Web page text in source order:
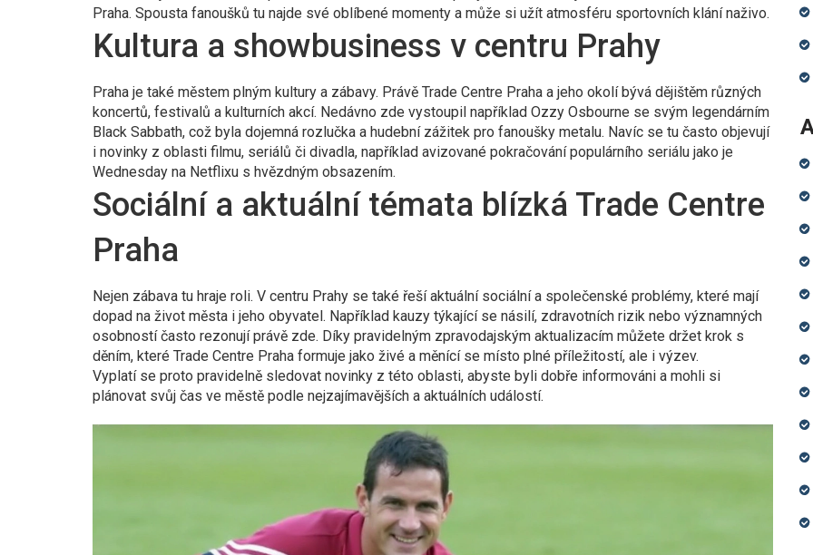
Praha. Spousta fanoušků tu najde své oblíbené momenty a může si užít atmosféru sportovních klání naživo.
Kultura a showbusiness v centru Prahy
Praha je také městem plným kultury a zábavy. Právě Trade Centre Praha a jeho okolí bývá dějištěm různých
koncertů, festivalů a kulturních akcí. Nedávno zde vystoupil například Ozzy Osbourne se svým legendárním
Black Sabbath, což byla dojemná rozlučka a hudební zážitek pro fanoušky metalu. Navíc se tu často objevují
i novinky z oblasti filmu, seriálů či divadla, například avizované pokračování populárního seriálu jako je
Wednesday na Netflixu s hvězdným obsazením.
Sociální a aktuální témata blízká Trade Centre
Praha
Nejen zábava tu hraje roli. V centru Prahy se také řeší aktuální sociální a společenské problémy, které mají
dopad na život města i jeho obyvatel. Například kauzy týkající se násilí, zdravotních rizik nebo významných
osobností často rezonují právě zde. Díky pravidelným zpravodajským aktualizacím můžete držet krok s
děním, které Trade Centre Praha formuje jako živé a měnící se místo plné příležitostí, ale i výzev.
Vyplatí se proto pravidelně sledovat novinky z této oblasti, abyste byli dobře informováni a mohli si
plánovat svůj čas ve městě podle nejzajímavějších a aktuálních událostí.